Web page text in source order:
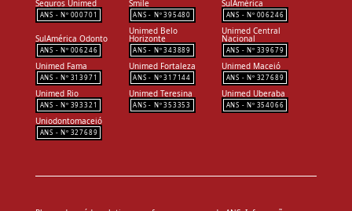
Seguros Unimed
000701
Smile
395480
SulAmérica
006246
SulAmérica Odonto
006246
Unimed Belo
Horizonte
343889
Unimed Central
Nacional
339679
Unimed Fama
313971
Unimed Fortaleza
317144
Unimed Maceió
327689
Unimed Rio
393321
Unimed Teresina
353353
Unimed Uberaba
354066
Uniodontomaceió
327689